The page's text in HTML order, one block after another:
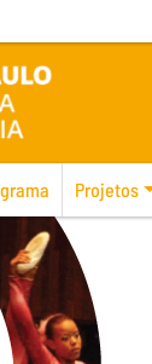
Projetos